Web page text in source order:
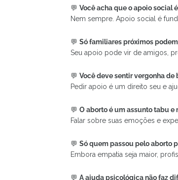
💬 Você acha que o apoio social
Nem sempre. Apoio social é
💬 Só familiares próximos
Seu apoio pode vir de amigos,
💬 Você deve sentir vergonha de
Pedir apoio é um direito seu e
💬 O aborto é um assunto tabu e
Falar sobre suas emoções e
💬 Só quem passou pelo aborto
Embora empatia seja maior,
💬 A ajuda psicológica não faz